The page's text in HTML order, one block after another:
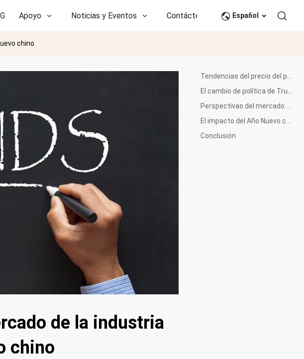
Apoyo Noticias y Eventos Contáctenos CNEspañol
chino
Conclusión
de la industria
chino